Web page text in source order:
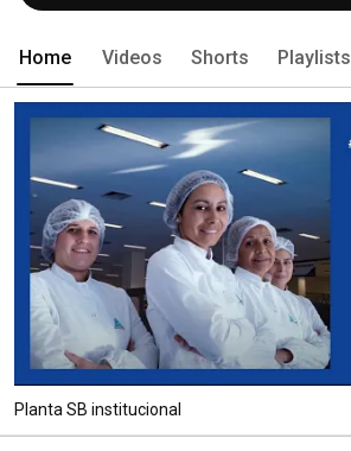
Home Videos Shorts Playlists
Planta SB institucional